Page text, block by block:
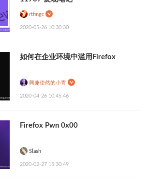
rtfingc
2020-05-26 10:30:30
如何在企业环境中滥用Firefox
興趣使然的小胃
2020-04-26 10:45:46
Firefox Pwn 0x00
Slash
2020-02-27 15:30:49